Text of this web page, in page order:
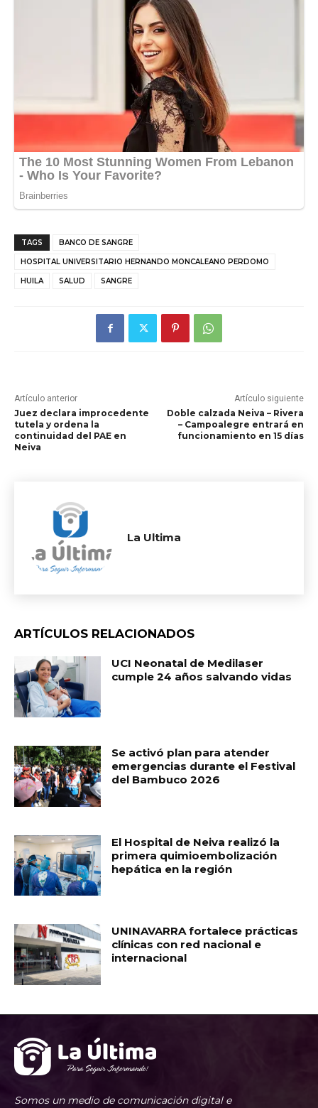
TAGS BANCO DE SANGRE
HOSPITAL UNIVERSITARIO HERNANDO MONCALEANO PERDOMO
HUILA SALUD SANGRE
Artículo anterior
Juez declara improcedente
tutela y ordena la
continuidad del PAE en
Neiva
Artículo siguiente
Doble calzada Neiva – Rivera
– Campoalegre entrará en
funcionamiento en 15 días
La Ultima
ARTÍCULOS RELACIONADOS
UCI Neonatal de Medilaser
cumple 24 años salvando vidas
Se activó plan para atender
emergencias durante el Festival
del Bambuco 2026
El Hospital de Neiva realizó la
primera quimioembolización
hepática en la región
UNINAVARRA fortalece prácticas
clínicas con red nacional e
internacional
Somos un medio de comunicación digital e